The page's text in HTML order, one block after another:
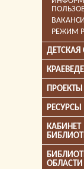
РЕЖИМ
ДЕТСКАЯ
ПРОЕКТЫ
РЕСУРСЫ
КАБИНЕТ
ОБЛАСТИ